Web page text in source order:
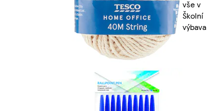
vše v
Školní
výbava